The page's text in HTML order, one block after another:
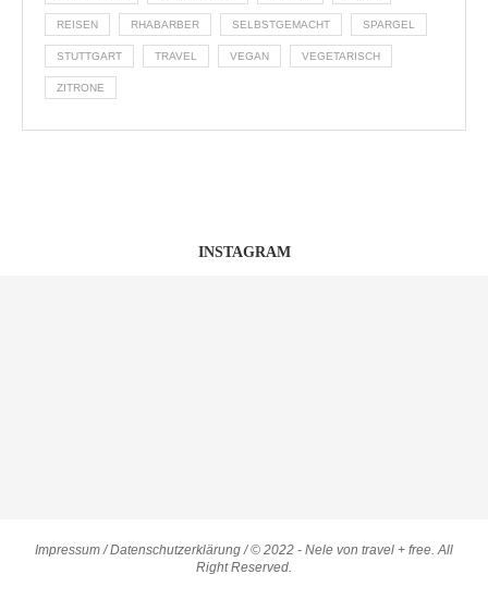
REISEN RHABARBER SELBSTGEMACHT SPARGEL
STUTTGART TRAVEL VEGAN VEGETARISCH
ZITRONE
INSTAGRAM
Impressum/Datenschutzerklärung/ © 2022 - Nele von travel + free. All
Right Reserved.